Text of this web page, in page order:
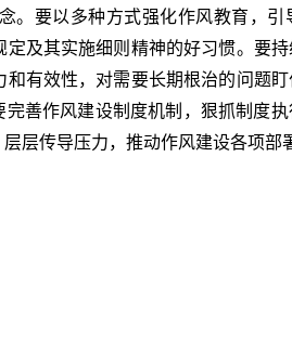
。要以多种方式强化作风教育，引
及其实施细则精神的好习惯。要
有效性，对需要长期根治的问题
善作风建设制度机制，狠抓制度
层传导压力，推动作风建设各项部